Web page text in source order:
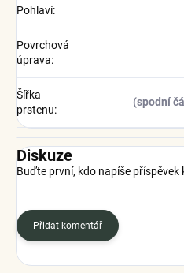
Pohlaví:
Povrchová
úprava:
Šířka
prstenu:
(spodní
Diskuze
Buďte první, kdo napíše příspěvek
Přidat komentář